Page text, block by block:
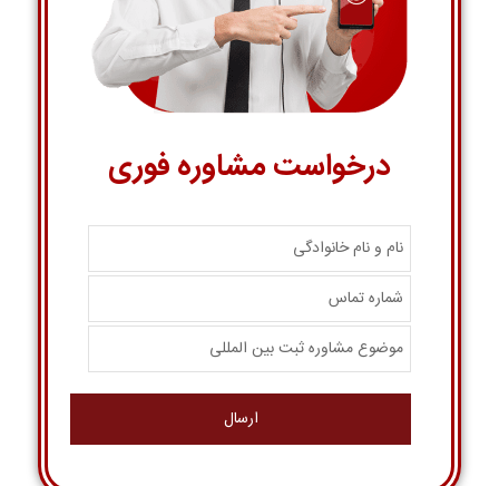
درخواست مشاوره فوری